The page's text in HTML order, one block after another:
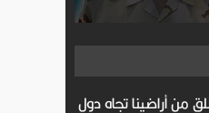
من أراضينا تجاه دول